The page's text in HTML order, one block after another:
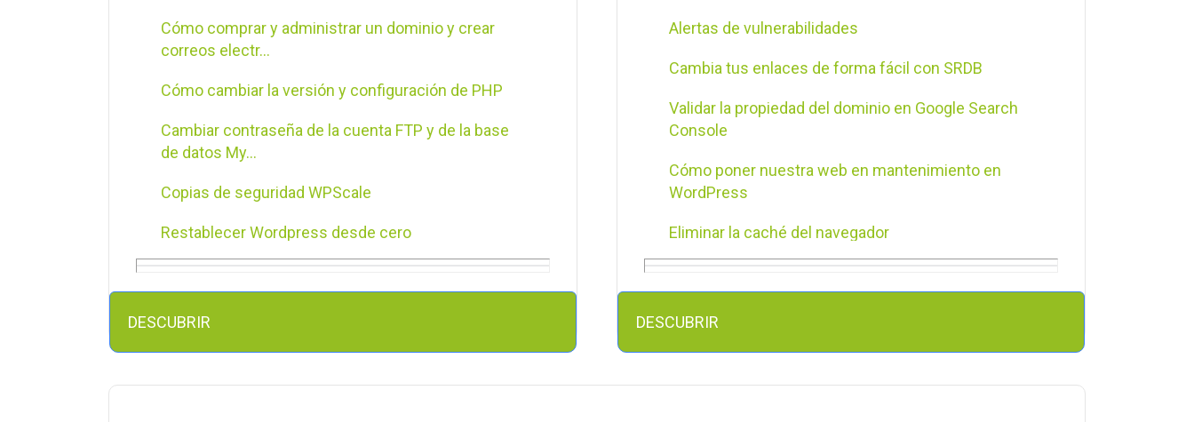
Cómo comprar y administrar un dominio y crear
correos electr...
Cómo cambiar la versión y configuración de PHP
Cambiar contraseña de la cuenta FTP y de la base
de datos My...
Copias de seguridad WPScale
Restablecer Wordpress desde cero
Clon como un nuevo Wordpress
Modo experto en WPScale: Gestiona tu WordPress
DESCUBRIR
Alertas de vulnerabilidades
Cambia tus enlaces de forma fácil con SRDB
Validar la propiedad del dominio en Google Search
Console
Cómo poner nuestra web en mantenimiento en
WordPress
Eliminar la caché del navegador
Cambio de DNS y transferencias de dominio desde
DESCUBRIR